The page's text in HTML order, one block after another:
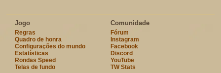
Jogo
Regras
Quadro de honra
Configurações do mundo
Estatísticas
Rondas Speed
Telas de fundo
Comunidade
Fórum
Instagram
Facebook
Discord
YouTube
TW Stats